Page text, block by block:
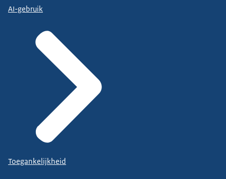
AI-gebruik
Toegankelijkheid